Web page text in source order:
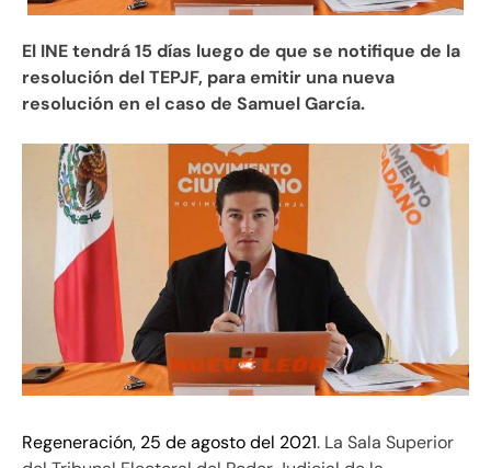
El INE tendrá 15 días luego de que se notifique de la
resolución del TEPJF, para emitir una nueva
resolución en el caso de Samuel García.
Regeneración, 25 de agosto del 2021. La Sala Superior